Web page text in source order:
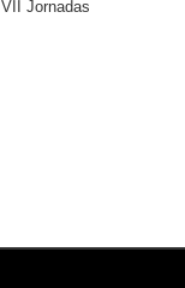
VII Jornadas